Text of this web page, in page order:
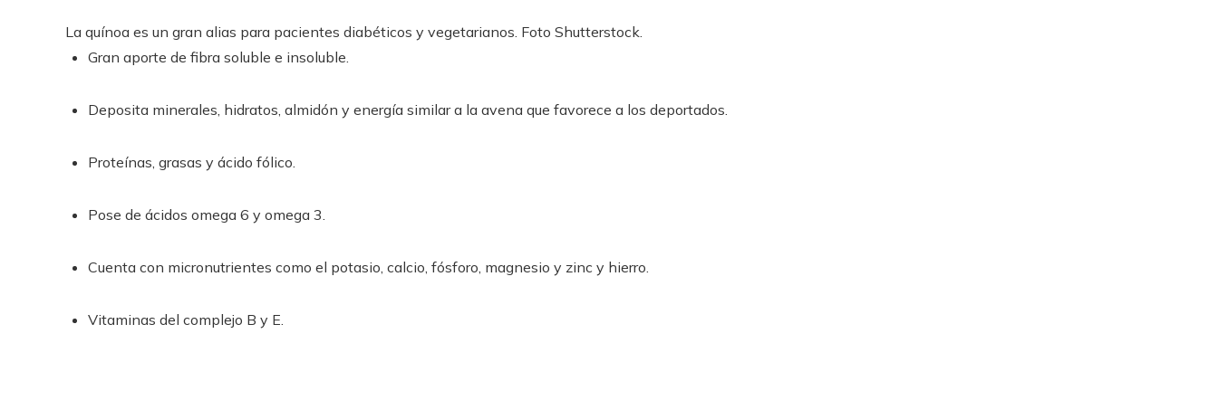
La quínoa es un gran alias para pacientes diabéticos y vegetarianos. Foto Shutterstock.
Gran aporte de fibra soluble e insoluble.
Deposita minerales, hidratos, almidón y energía similar a la avena que favorece a los deportados.
Proteínas, grasas y ácido fólico.
Pose de ácidos omega 6 y omega 3.
Cuenta con micronutrientes como el potasio, calcio, fósforo, magnesio y zinc y hierro.
Vitaminas del complejo B y E.